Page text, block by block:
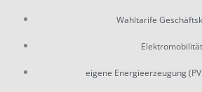
Wahltarife
Elektromobilität
eigene Energieerzeugung